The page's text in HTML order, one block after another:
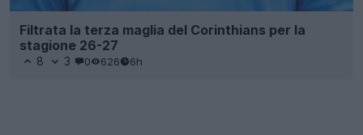
Filtrata la terza maglia del Corinthians per la
stagione 26-27
8 3 0 626 6h